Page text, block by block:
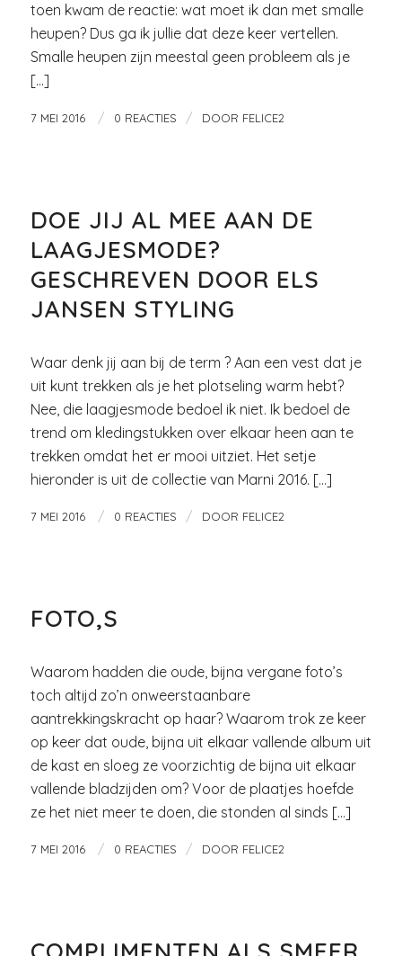
toen kwam de reactie: wat moet ik dan met smalle
heupen? Dus ga ik jullie dat deze keer vertellen.
Smalle heupen zijn meestal geen probleem als je
[…]
7 MEI 2016 / 0 REACTIES / DOOR FELICE2
DOE JIJ AL MEE AAN DE
LAAGJESMODE?
GESCHREVEN DOOR ELS
JANSEN STYLING
Waar denk jij aan bij de term ? Aan een vest dat je
uit kunt trekken als je het plotseling warm hebt?
Nee, die laagjesmode bedoel ik niet. Ik bedoel de
trend om kledingstukken over elkaar heen aan te
trekken omdat het er mooi uitziet. Het setje
hieronder is uit de collectie van Marni 2016. […]
7 MEI 2016 / 0 REACTIES / DOOR FELICE2
FOTO,S
Waarom hadden die oude, bijna vergane foto’s
toch altijd zo’n onweerstaanbare
aantrekkingskracht op haar? Waarom trok ze keer
op keer dat oude, bijna uit elkaar vallende album uit
de kast en sloeg ze voorzichtig de bijna uit elkaar
vallende bladzijden om? Voor de plaatjes hoefde
ze het niet meer te doen, die stonden al sinds […]
7 MEI 2016 / 0 REACTIES / DOOR FELICE2